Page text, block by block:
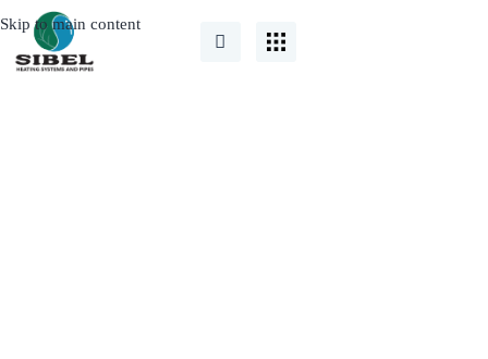
Skip to main content